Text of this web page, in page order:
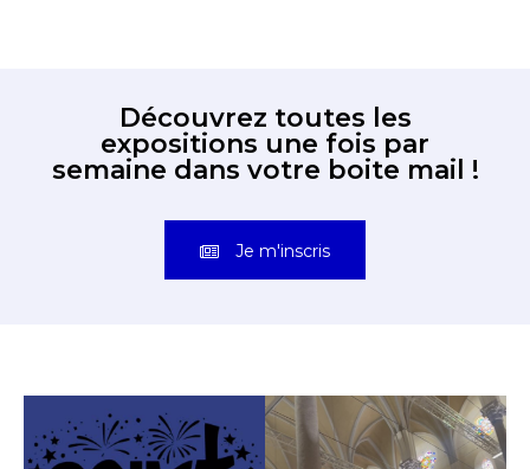
Découvrez toutes les
expositions une fois par
semaine dans votre boite mail !
Je m'inscris